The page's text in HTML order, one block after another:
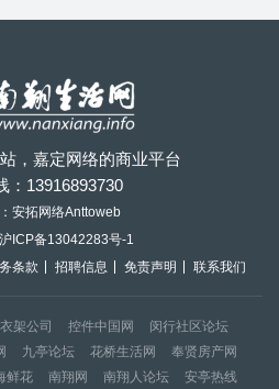
，嘉定网络的商业平台
： 13916893730
安拓网络Anttoweb
沪ICP备13042283号-1
条款 招聘信息 免责声明 联系我们
架公司 控件中国网
闵行社区论坛
九亭论坛 花桥生活网
奉贤房产网
鲜花 南翔网 南翔人论坛 安亭热线